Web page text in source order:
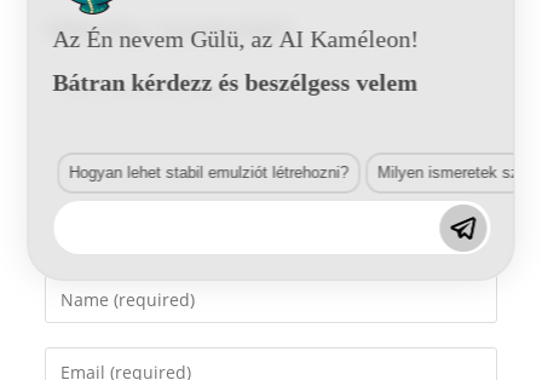
Vélemény, hozzászólás?
Comment
Enter
your
name
Enter
Az Én nevem Gülü, az AI Kaméleon!
Bátran kérdezz és beszélgess velem
Hogyan lehet stabil emulziót létrehozni? Milyen ismeretek